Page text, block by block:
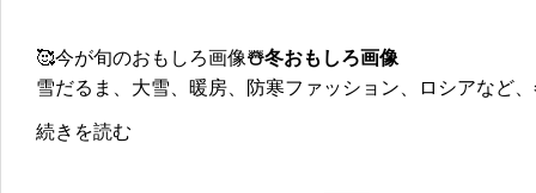
🥰今が旬のおもしろ画像☃️冬おもしろ画像
雪だるま、大雪、暖房、防寒ファッション、ロシアなど
続きを読む